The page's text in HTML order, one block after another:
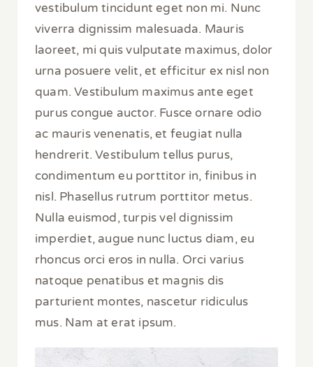
vestibulum tincidunt eget non mi. Nunc
viverra dignissim malesuada. Mauris
laoreet, mi quis vulputate maximus, dolor
urna posuere velit, et efficitur ex nisl non
quam. Vestibulum maximus ante eget
purus congue auctor. Fusce ornare odio
ac mauris venenatis, et feugiat nulla
hendrerit. Vestibulum tellus purus,
condimentum eu porttitor in, finibus in
nisl. Phasellus rutrum porttitor metus.
Nulla euismod, turpis vel dignissim
imperdiet, augue nunc luctus diam, eu
rhoncus orci eros in nulla. Orci varius
natoque penatibus et magnis dis
parturient montes, nascetur ridiculus
mus. Nam at erat ipsum.